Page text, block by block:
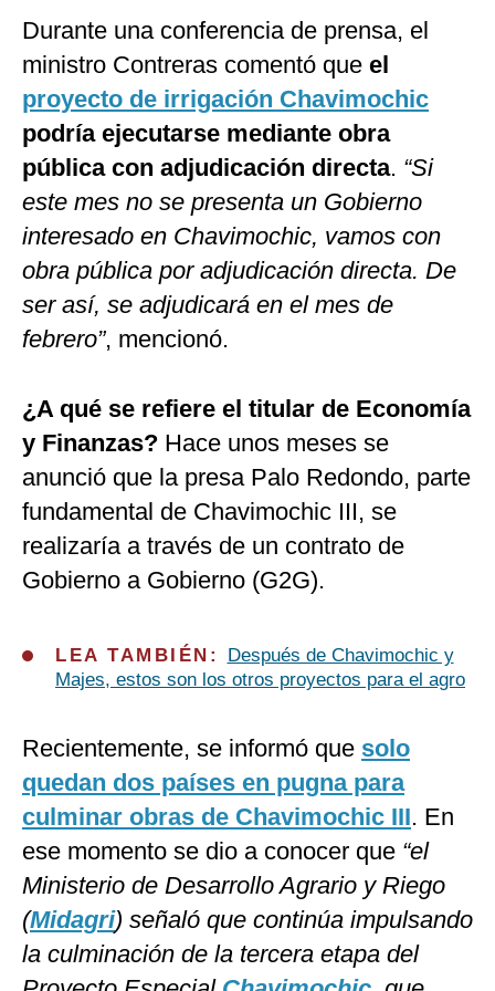
Durante una conferencia de prensa, el
ministro Contreras comentó que el
proyecto de irrigación Chavimochic
podría ejecutarse mediante obra
pública con adjudicación directa. “Si
este mes no se presenta un Gobierno
interesado en Chavimochic, vamos con
obra pública por adjudicación directa. De
ser así, se adjudicará en el mes de
febrero”, mencionó.
¿A qué se refiere el titular de Economía
y Finanzas? Hace unos meses se
anunció que la presa Palo Redondo, parte
fundamental de Chavimochic III, se
realizaría a través de un contrato de
Gobierno a Gobierno (G2G).
LEA TAMBIÉN:
Después de Chavimochic y
Majes, estos son los otros proyectos para el agro
Recientemente, se informó que solo
quedan dos países en pugna para
culminar obras de Chavimochic III. En
ese momento se dio a conocer que “el
Ministerio de Desarrollo Agrario y Riego
(Midagri) señaló que continúa impulsando
la culminación de la tercera etapa del